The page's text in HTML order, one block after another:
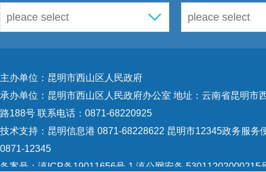
主办单位：昆明市西山区人民政府
承办单位：昆明市西山区人民政府办公室 地址：云南省昆明市
路188号 联系电话：0871-68220925
技术支持： 昆明信息港 0871-68228622 昆明市12345政务服务
0871-12345
备案号： 滇ICP备19011656号-1 滇公网安备 53011202000215